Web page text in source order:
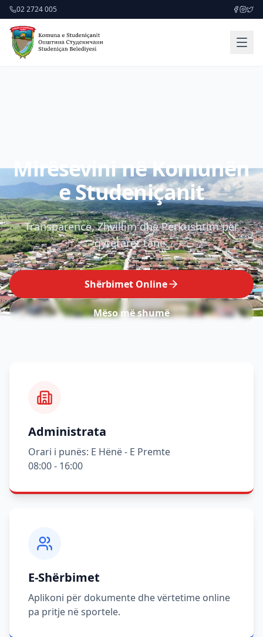
02 2724 005
Mirësevini në Komunën
e Studeniçanit
Transparencë, Zhvillim dhe Përkushtim për
qytetarët tanë.
Shërbimet Online
Mëso më shumë
Administrata
Orari i punës: E Hënë - E Premte
08:00 - 16:00
E-Shërbimet
Aplikoni për dokumente dhe vërtetime online
pa pritje në sportele.